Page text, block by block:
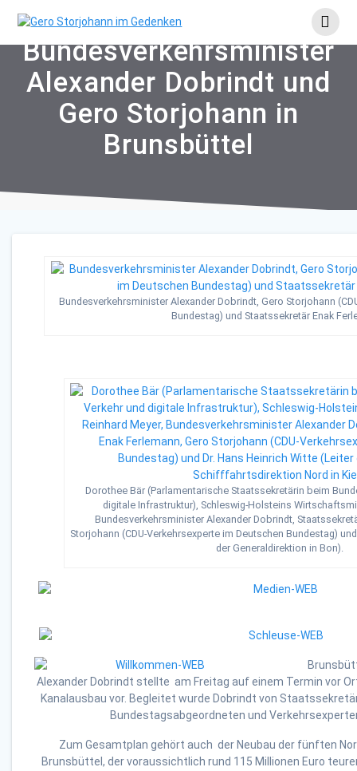
to
Bundesverkehrsminister
Alexander Dobrindt und
Gero Storjohann in
Brunsbüttel
Bundesverkehrsminister Alexander Dobrindt, Gero Storjohann
Bundestag) und Staatssekretär Enak
Dorothee Bär (Parlamentarische Staatssekretärin beim
digitale Infrastruktur), Schleswig-Holsteins
Bundesverkehrsminister Alexander Dobrindt,
Storjohann (CDU-Verkehrsexperte im Deutschen Bundestag)
der Generaldirektion in Bon).
Alexander Dobrindt stellte am Freitag auf einem Termin vor
Kanalausbau vor. Begleitet wurde Dobrindt von
Bundestagsabgeordneten und
Zum Gesamtplan gehört auch der Neubau der fünften
Brunsbüttel, der voraussichtlich rund 115 Millionen Euro